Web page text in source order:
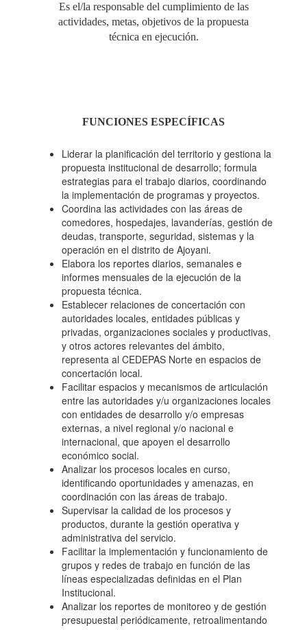
Es el/la responsable del cumplimiento de las
actividades, metas, objetivos de la propuesta
técnica en ejecución.
FUNCIONES ESPECÍFICAS
Liderar la planificación del territorio y gestiona la
propuesta institucional de desarrollo; formula
estrategias para el trabajo diarios, coordinando
la implementación de programas y proyectos.
Coordina las actividades con las áreas de
comedores, hospedajes, lavanderías, gestión de
deudas, transporte, seguridad, sistemas y la
operación en el distrito de Ajoyani.
Elabora los reportes diarios, semanales e
informes mensuales de la ejecución de la
propuesta técnica.
Establecer relaciones de concertación con
autoridades locales, entidades públicas y
privadas, organizaciones sociales y productivas,
y otros actores relevantes del ámbito,
representa al CEDEPAS Norte en espacios de
concertación local.
Facilitar espacios y mecanismos de articulación
entre las autoridades y/u organizaciones locales
con entidades de desarrollo y/o empresas
externas, a nivel regional y/o nacional e
internacional, que apoyen el desarrollo
económico social.
Analizar los procesos locales en curso,
identificando oportunidades y amenazas, en
coordinación con las áreas de trabajo.
Supervisar la calidad de los procesos y
productos, durante la gestión operativa y
administrativa del servicio.
Facilitar la implementación y funcionamiento de
grupos y redes de trabajo en función de las
líneas especializadas definidas en el Plan
Institucional.
Analizar los reportes de monitoreo y de gestión
presupuestal periódicamente, retroalimentando